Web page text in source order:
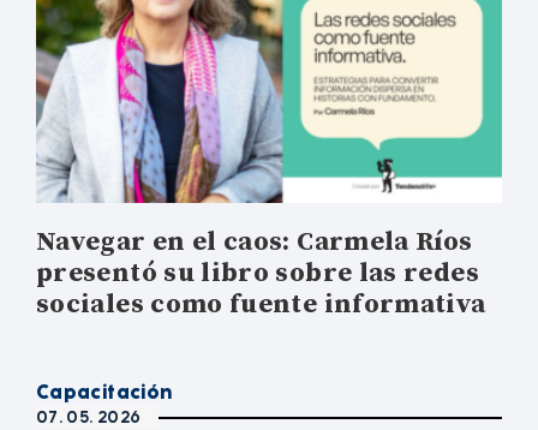
Navegar en el caos: Carmela Ríos
presentó su libro sobre las redes
sociales como fuente informativa
Capacitación
07. 05. 2026